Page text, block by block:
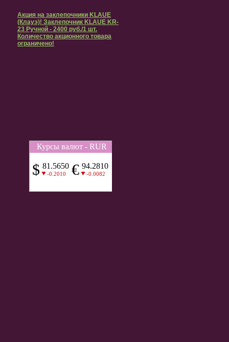
Акция на заклепочники KLAUE
(Клауэ)! Заклепочник KLAUE KR-
23 Ручной - 2400 руб./1 шт.
Количество акционного товара
ограничено!